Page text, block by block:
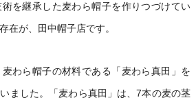
を継承した麦わら帽子を作りつづけてい
在が、田中帽子店です。
わら帽子の材料である「麦わら真田」を
ました。「麦わら真田」は、7本の麦の茎